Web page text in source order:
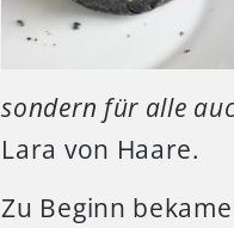
sondern für alle
Lara von Haare.
Zu Beginn